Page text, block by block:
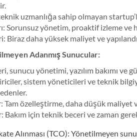
uzmanlığa sahip olmayan
Sorunsuz yönetim, proaktif izleme ve
Biraz daha yüksek maliyet ve
Adanmış Sunucular:
sunucu yönetimi, yazılım bakımı ve
sistem yöneticileri ve teknik
Tam özelleştirme, daha düşük
Bakım için teknik beceri ve zaman
Alınması (TCO): Yönetilmeyen